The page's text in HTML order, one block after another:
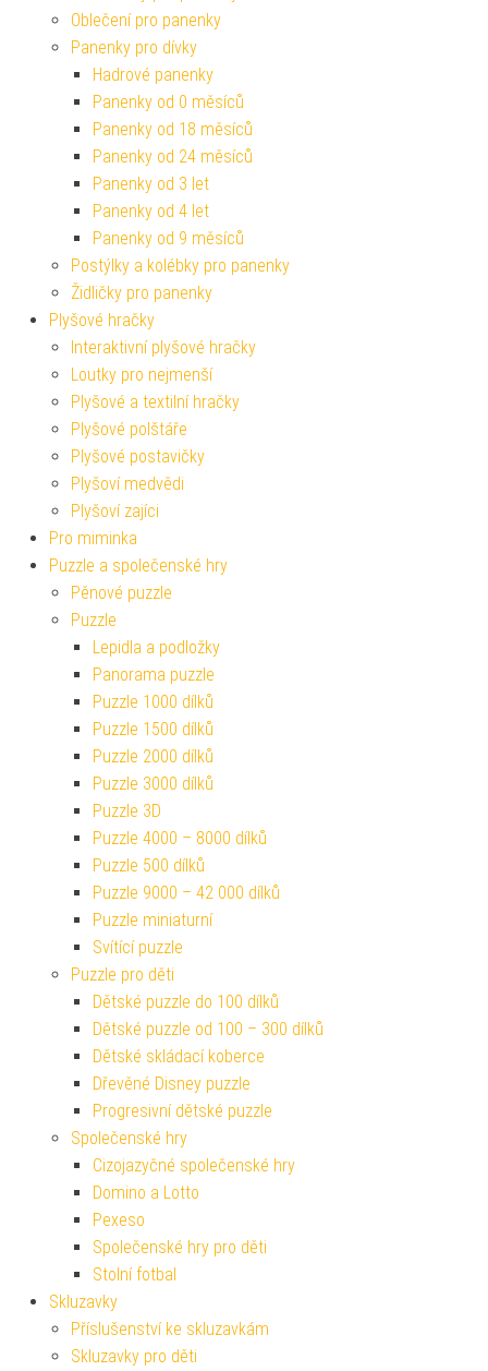
Oblečení pro panenky
Panenky pro dívky
Hadrové panenky
Panenky od 0 měsíců
Panenky od 18 měsíců
Panenky od 24 měsíců
Panenky od 3 let
Panenky od 4 let
Panenky od 9 měsíců
Postýlky a kolébky pro panenky
Židličky pro panenky
Plyšové hračky
Interaktivní plyšové hračky
Loutky pro nejmenší
Plyšové a textilní hračky
Plyšové polštáře
Plyšové postavičky
Plyšoví medvědi
Plyšoví zajíci
Pro miminka
Puzzle a společenské hry
Pěnové puzzle
Puzzle
Lepidla a podložky
Panorama puzzle
Puzzle 1000 dílků
Puzzle 1500 dílků
Puzzle 2000 dílků
Puzzle 3000 dílků
Puzzle 3D
Puzzle 4000 – 8000 dílků
Puzzle 500 dílků
Puzzle 9000 – 42 000 dílků
Puzzle miniaturní
Svítící puzzle
Puzzle pro děti
Dětské puzzle do 100 dílků
Dětské puzzle od 100 – 300 dílků
Dětské skládací koberce
Dřevěné Disney puzzle
Progresivní dětské puzzle
Společenské hry
Cizojazyčné společenské hry
Domino a Lotto
Pexeso
Společenské hry pro děti
Stolní fotbal
Skluzavky
Příslušenství ke skluzavkám
Skluzavky pro děti